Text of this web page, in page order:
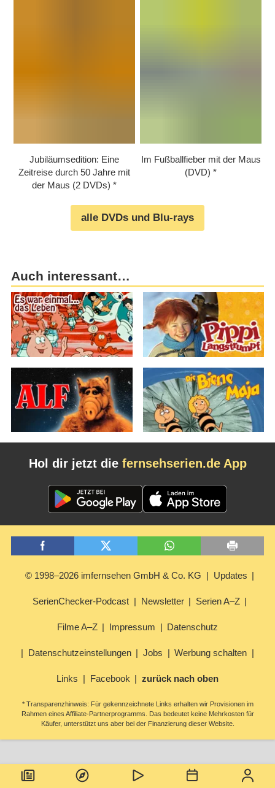
Jubiläumsedition: Eine
Zeitreise durch 50 Jahre mit
der Maus (2 DVDs)
Im Fußballfieber mit der Maus
(DVD)
alle DVDs und Blu-rays
Auch interessant…
Hol dir jetzt die fernsehserien.de App
© 1998–2026 imfernsehen GmbH & Co. KG Updates
SerienChecker-Podcast Newsletter Serien A–Z
Filme A–Z Impressum Datenschutz
Datenschutzeinstellungen Jobs Werbung schalten
Links Facebook zurück nach oben
* Transparenzhinweis: Für gekennzeichnete Links erhalten wir Provisionen im
Rahmen eines Affiliate-Partnerprogramms. Das bedeutet keine Mehrkosten für
Käufer, unterstützt uns aber bei der Finanzierung dieser Website.